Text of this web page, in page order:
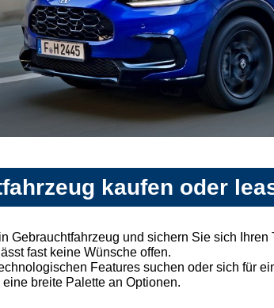
kaufen oder
Gebrauchtfahrzeug und sichern Sie sich Ihren
fast keine Wünsche offen.
Features suchen oder sich für
breite Palette an Optionen.